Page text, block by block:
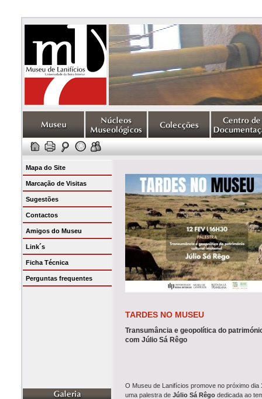
Mapa do Site
Marcação de Visitas
Sugestões
Contactos
Amigos do Museu
Link´s
Ficha Técnica
Perguntas frequentes
TARDES NO MUSEU
Transumância e geopolítica do
com Júlio Sá Rêgo
O Museu de Lanifícios promove no próximo dia
uma palestra de Júlio Sá Rêgodedicada ao